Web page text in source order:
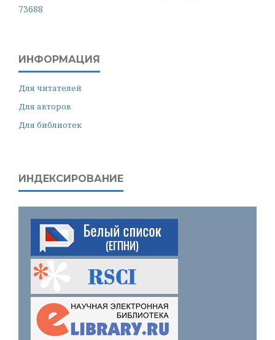
73688
ИНФОРМАЦИЯ
Для читателей
Для авторов
Для библиотек
ИНДЕКСИРОВАНИЕ